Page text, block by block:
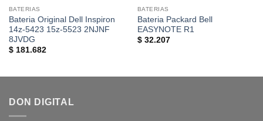
BATERIAS
Bateria Original Dell Inspiron
14z-5423 15z-5523 2NJNF
8JVDG
$181.682
BATERIAS
Bateria Packard Bell
EASYNOTE R1
$32.207
DON DIGITAL